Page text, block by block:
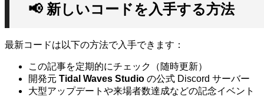
📢 新しいコードを入手する方法
最新コードは以下の方法で入手できます：
この記事を定期的にチェック（随時更新）
開発元 Tidal Waves Studio の公式 Discord サーバー
大型アップデートや来場者数達成などの記念イベント